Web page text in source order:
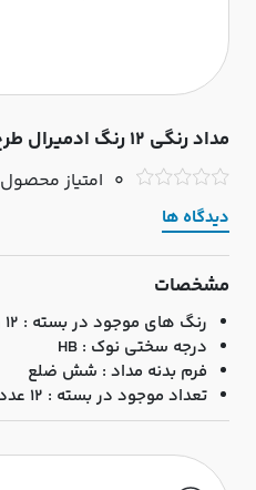
مداد رنگی 12 رنگ ادمیرال طرح طوطی
0 امتیاز محصول
دیدگاه ها
مشخصات
رنگ های موجود در بسته : 12 رنگ
درجه سختی نوک : HB
فرم بدنه مداد : شش ضلع
تعداد موجود در بسته : 12 عدد